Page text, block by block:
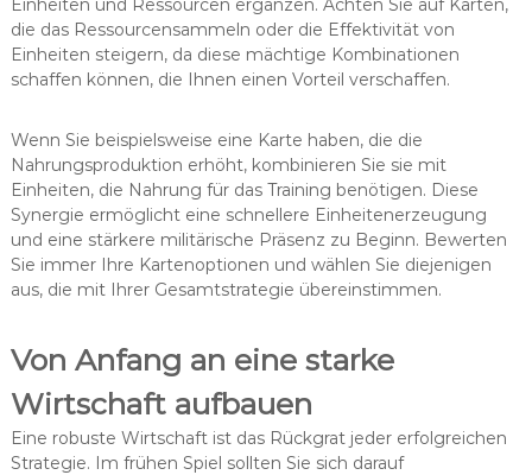
Einheiten und Ressourcen ergänzen. Achten Sie auf Karten,
die das Ressourcensammeln oder die Effektivität von
Einheiten steigern, da diese mächtige Kombinationen
schaffen können, die Ihnen einen Vorteil verschaffen.
Wenn Sie beispielsweise eine Karte haben, die die
Nahrungsproduktion erhöht, kombinieren Sie sie mit
Einheiten, die Nahrung für das Training benötigen. Diese
Synergie ermöglicht eine schnellere Einheitenerzeugung
und eine stärkere militärische Präsenz zu Beginn. Bewerten
Sie immer Ihre Kartenoptionen und wählen Sie diejenigen
aus, die mit Ihrer Gesamtstrategie übereinstimmen.
Von Anfang an eine starke
Wirtschaft aufbauen
Eine robuste Wirtschaft ist das Rückgrat jeder erfolgreichen
Strategie. Im frühen Spiel sollten Sie sich darauf